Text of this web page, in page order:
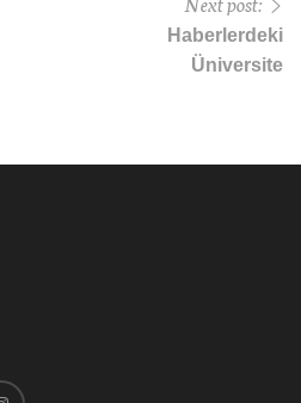
Haberlerdeki
Üniversite